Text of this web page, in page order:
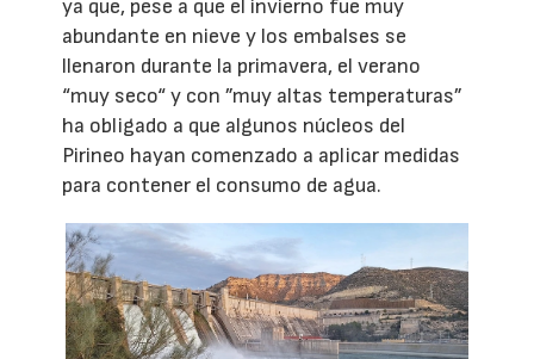
ya que, pese a que el invierno fue muy
abundante en nieve y los embalses se
llenaron durante la primavera, el verano
“muy seco“ y con ”muy altas temperaturas”
ha obligado a que algunos núcleos del
Pirineo hayan comenzado a aplicar medidas
para contener el consumo de agua.